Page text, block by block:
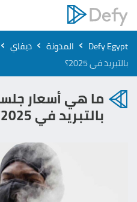
Defy Egypt
› المدونة › ديفاي ›
بالتبريد​ في 2025؟
ما هي أسعار
بالتبريد​ في 2025؟